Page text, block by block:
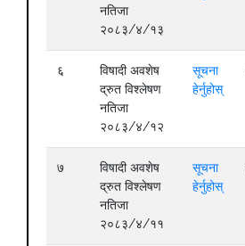
नतिजा
२०८३/४/१३
६
विषादी अवशेष
द्रुत विश्लेषण
नतिजा
२०८३/४/१२
सूचना
हेर्नुहोस्
७
विषादी अवशेष
द्रुत विश्लेषण
नतिजा
२०८३/४/११
सूचना
हेर्नुहोस्